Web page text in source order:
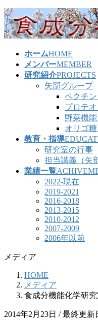
コ
ン
テ
ナ
ビ
ゲ
ホームHOME
メンバーMEMBER
研究紹介PROJECTS
矢部グループ
ペクチ
プロテ
野菜機
オリゴ
教育・指導
研究室の行事
担当講義（矢
業績一覧
2022-現在
2019-2021
2016-2018
2013-2015
2010-2012
2007-2009
2006年以前
メディア
HOME
メディア
食成分機能化学研究
2014年2月23日 / 最終更新